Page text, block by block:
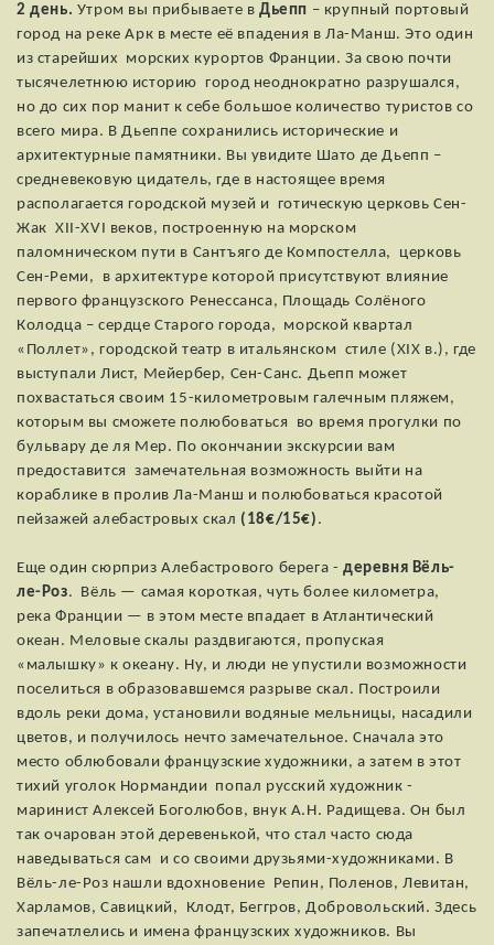
2 день. Утром вы прибываете вДьепп – крупный портовый
город на реке Арк в месте её впадения в Ла-Манш. Это один
из старейших морских курортов Франции. За свою почти
тысячелетнюю историю город неоднократно разрушался,
но до сих пор манит к себе большое количество туристов со
всего мира. В Дьеппе сохранились исторические и
архитектурные памятники. Вы увидите Шато де Дьепп –
средневековую цидатель, где в настоящее время
располагается городской музей и готическую церковь Сен-
Жак XII-XVI веков, построенную на морском
паломническом пути в Сантъяго де Компостелла, церковь
Сен-Реми, в архитектуре которой присутствуют влияние
первого французского Ренессанса, Площадь Солёного
Колодца – сердце Старого города, морской квартал
«Поллет», городской театр в итальянском стиле (XIX в.), где
выступали Лист, Мейербер, Сен-Санс. Дьепп может
похвастаться своим 15-километровым галечным пляжем,
которым вы сможете полюбоваться во время прогулки по
бульвару де ля Мер. По окончании экскурсии вам
предоставится замечательная возможность выйти на
кораблике в пролив Ла-Манш и полюбоваться красотой
пейзажей алебастровых скал (18€/15€).
Еще один сюрприз Алебастрового берега - деревня Вёль-
ле-Роз. Вёль — самая короткая, чуть более километра,
река Франции — в этом месте впадает в Атлантический
океан. Меловые скалы раздвигаются, пропуская
«малышку» к океану. Ну, и люди не упустили возможности
поселиться в образовавшемся разрыве скал. Построили
вдоль реки дома, установили водяные мельницы, насадили
цветов, и получилось нечто замечательное. Сначала это
место облюбовали французские художники, а затем в этот
тихий уголок Нормандии попал русский художник -
маринист Алексей Боголюбов, внук А.Н. Радищева. Он был
так очарован этой деревенькой, что стал часто сюда
наведываться сам и со своими друзьями-художниками. В
Вёль-ле-Роз нашли вдохновение Репин, Поленов, Левитан,
Харламов, Савицкий, Клодт, Беггров, Добровольский. Здесь
запечатлелись и имена французских художников. Вы